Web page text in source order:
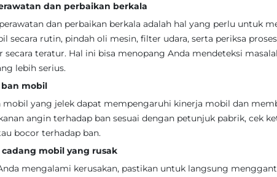
dan perbaikan berkala
dan perbaikan berkala adalah hal yang perlu untuk
secara rutin, pindah oli mesin, filter udara, serta periksa
secara teratur. Hal ini bisa menopang Anda mendeteksi
lebih serius.
ban mobil
mobil yang jelek dapat mempengaruhi kinerja mobil dan
angin terhadap ban sesuai dengan petunjuk pabrik, cek
bocor terhadap ban.
mobil yang rusak
mengalami kerusakan, pastikan untuk langsung